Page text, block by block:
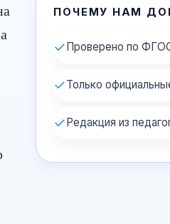
ПОЧЕМУ НАМ
✓ Проверено по
✓Только
✓ Редакция из